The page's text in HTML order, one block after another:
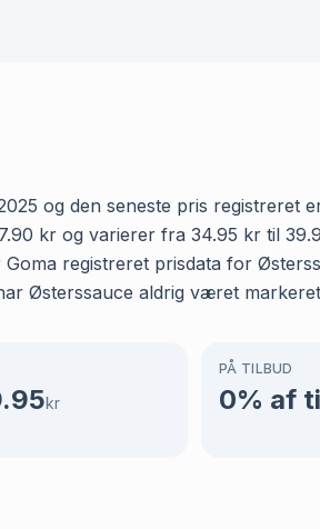
og den seneste pris registreret
kr og varierer fra 34.95 kr til
registreret prisdata for
Østerssauce aldrig været
kr
PÅ TILBUD
0% af